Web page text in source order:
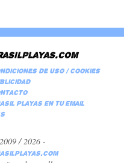
de Uso / Cookies
Playas en tu email
/ 2026 -